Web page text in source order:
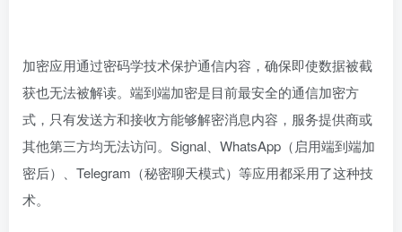
加密应用通过密码学技术保护通信内容，确保即使数据被截
获也无法被解读。端到端加密是目前最安全的通信加密方
式，只有发送方和接收方能够解密消息内容，服务提供商或
其他第三方均无法访问。Signal、WhatsApp（启用端到端加
密后）、Telegram（秘密聊天模式）等应用都采用了这种技
术。